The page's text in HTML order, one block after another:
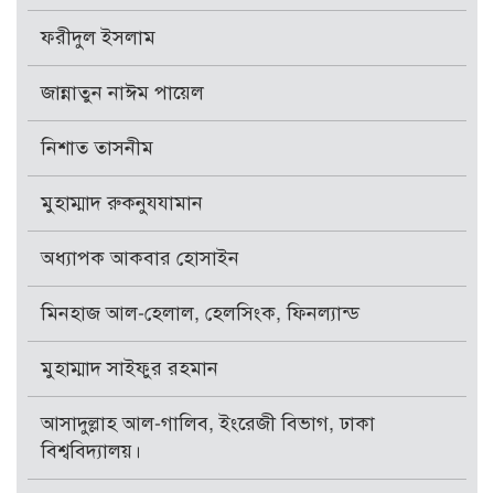
ফরীদুল ইসলাম
জান্নাতুন নাঈম পায়েল
নিশাত তাসনীম
মুহাম্মাদ রুকনুযযামান
অধ্যাপক আকবার হোসাইন
মিনহাজ আল-হেলাল, হেলসিংক, ফিনল্যান্ড
মুহাম্মাদ সাইফুর রহমান
আসাদুল্লাহ আল-গালিব, ইংরেজী বিভাগ, ঢাকা
বিশ্ববিদ্যালয়।